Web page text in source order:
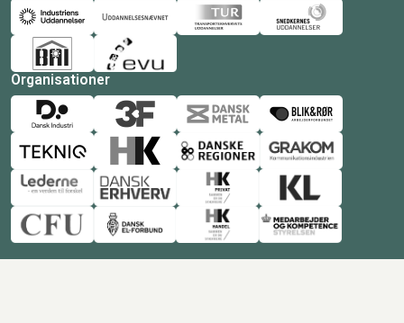
Organisationer